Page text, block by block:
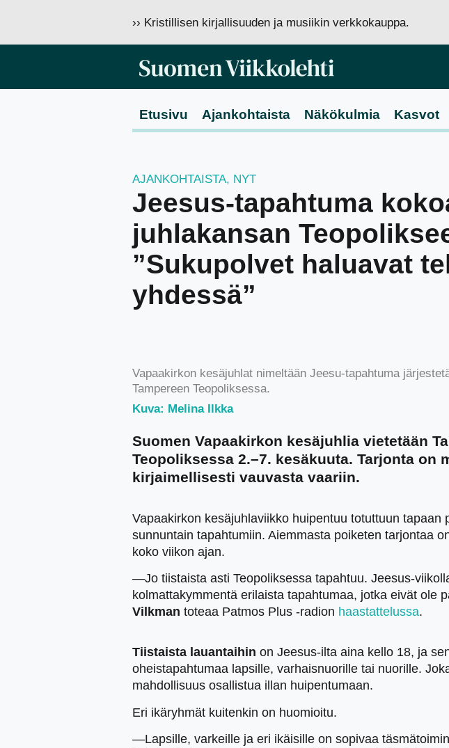
›› Kristillisen kirjallisuuden ja musiikin verkkokauppa.
Etusivu Ajankohtaista Näkökulmia Kasvot
AJANKOHTAISTA, NYT
Jeesus-tapahtuma
juhlakansan
”Sukupolvet haluavat
yhdessä”
Vapaakirkon kesäjuhlat nimeltään Jeesu-tapahtuma
Tampereen Teopoliksessa.
Kuva: Melina Ilkka
Suomen Vapaakirkon kesäjuhlia vietetään
Teopoliksessa 2.–7. kesäkuuta. Tarjonta on
kirjaimellisesti vauvasta vaariin.
Vapaakirkon kesäjuhlaviikko huipentuu totuttuun tapaan
sunnuntain tapahtumiin. Aiemmasta poiketen tarjontaa
koko viikon ajan.
—Jo tiistaista asti Teopoliksessa tapahtuu. Jeesus-
kolmattakymmentä erilaista tapahtumaa, jotka eivät ole
Vilkman toteaa Patmos Plus -radion haastattelussa.
Tiistaista lauantaihin on Jeesus-ilta aina kello 18, ja
oheistapahtumaa lapsille, varhaisnuorille tai nuorille.
mahdollisuus osallistua illan huipentumaan.
Eri ikäryhmät kuitenkin on huomioitu.
—Lapsille, varkeille ja eri ikäisille on sopivaa